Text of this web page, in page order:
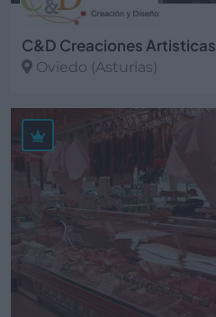
C&D Creaciones Artisticas
Oviedo (Asturias)
Ver más